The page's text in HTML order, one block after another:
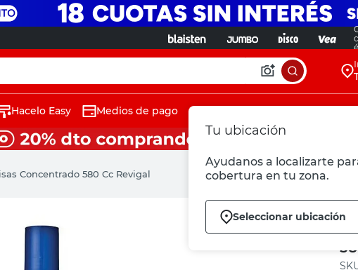
Tu ubicación
Ayudanos a localizarte
cobertura en tu zona.
Seleccionar ubicación
Hacelo Easy Medios de pago
Concentrado 580 Cc Revigal